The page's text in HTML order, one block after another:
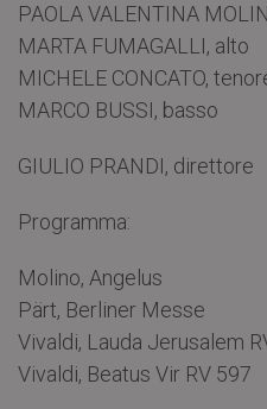
PAOLA VALENTINA
MARTA FUMAGALLI, alto
MICHELE CONCATO,
MARCO BUSSI, basso
GIULIO PRANDI, direttore
Programma:
Molino, Angelus
Pärt, Berliner Messe
Vivaldi, Lauda Jerusalem
Vivaldi, Beatus Vir RV 597